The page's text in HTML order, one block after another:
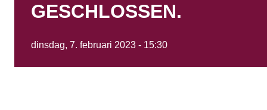
GESCHLOSSEN.
dinsdag, 7. februari 2023 - 15:30